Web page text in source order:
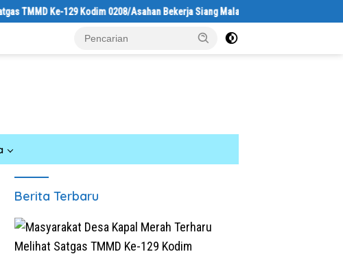
Ke-129 Kodim 0208/Asahan Bekerja Siang Malam Demi Renovasi Mushollah Al
Berita Terbaru